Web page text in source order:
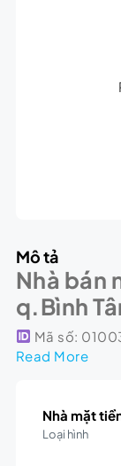
Mô tả
Nhà bán
q.Bình
Mã số:
Read More
Nhà mặt
Loại hình